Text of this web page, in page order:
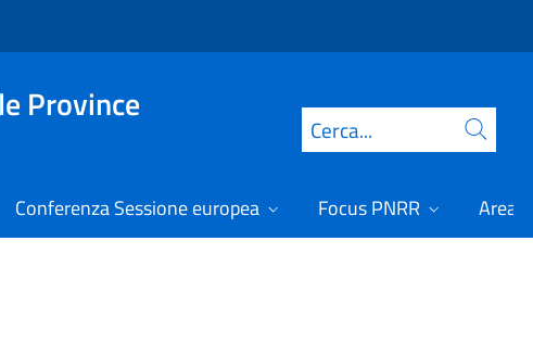
Province
Cerca
Conferenza Sessione europea Focus PNRR Area